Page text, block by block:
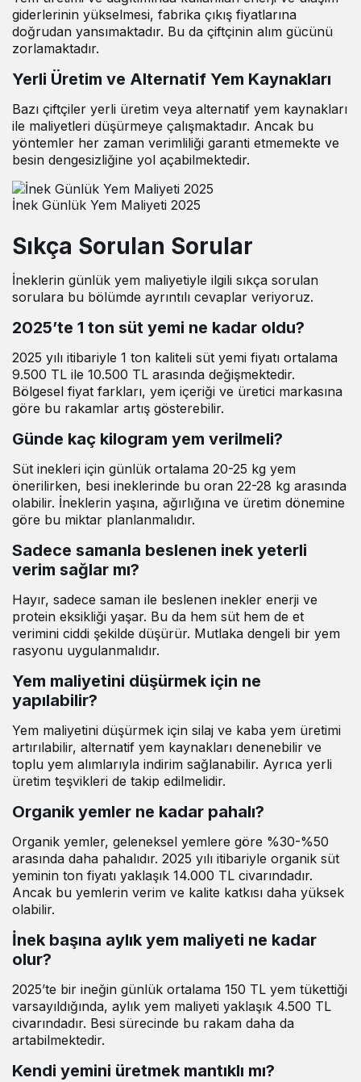
giderlerinin yükselmesi, fabrika çıkış fiyatlarına
doğrudan yansımaktadır. Bu da çiftçinin alım gücünü
zorlamaktadır.
Yerli Üretim ve Alternatif Yem Kaynakları
Bazı çiftçiler yerli üretim veya alternatif yem kaynakları
ile maliyetleri düşürmeye çalışmaktadır. Ancak bu
yöntemler her zaman verimliliği garanti etmemekte ve
besin dengesizliğine yol açabilmektedir.
İnek Günlük Yem Maliyeti 2025
Sıkça Sorulan Sorular
İneklerin günlük yem maliyetiyle ilgili sıkça sorulan
sorulara bu bölümde ayrıntılı cevaplar veriyoruz.
2025’te 1 ton süt yemi ne kadar oldu?
2025 yılı itibariyle 1 ton kaliteli süt yemi fiyatı ortalama
9.500 TL ile 10.500 TL arasında değişmektedir.
Bölgesel fiyat farkları, yem içeriği ve üretici markasına
göre bu rakamlar artış gösterebilir.
Günde kaç kilogram yem verilmeli?
Süt inekleri için günlük ortalama 20-25 kg yem
önerilirken, besi ineklerinde bu oran 22-28 kg arasında
olabilir. İneklerin yaşına, ağırlığına ve üretim dönemine
göre bu miktar planlanmalıdır.
Sadece samanla beslenen inek yeterli
verim sağlar mı?
Hayır, sadece saman ile beslenen inekler enerji ve
protein eksikliği yaşar. Bu da hem süt hem de et
verimini ciddi şekilde düşürür. Mutlaka dengeli bir yem
rasyonu uygulanmalıdır.
Yem maliyetini düşürmek için ne
yapılabilir?
Yem maliyetini düşürmek için silaj ve kaba yem üretimi
artırılabilir, alternatif yem kaynakları denenebilir ve
toplu yem alımlarıyla indirim sağlanabilir. Ayrıca yerli
üretim teşvikleri de takip edilmelidir.
Organik yemler ne kadar pahalı?
Organik yemler, geleneksel yemlere göre %30-%50
arasında daha pahalıdır. 2025 yılı itibariyle organik süt
yeminin ton fiyatı yaklaşık 14.000 TL civarındadır.
Ancak bu yemlerin verim ve kalite katkısı daha yüksek
olabilir.
İnek başına aylık yem maliyeti ne kadar
olur?
2025’te bir ineğin günlük ortalama 150 TL yem tükettiği
varsayıldığında, aylık yem maliyeti yaklaşık 4.500 TL
civarındadır. Besi sürecinde bu rakam daha da
artabilmektedir.
Kendi yemini üretmek mantıklı mı?